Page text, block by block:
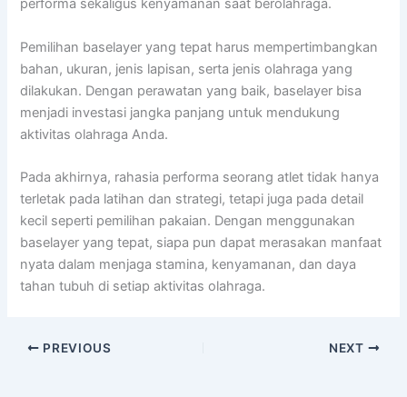
performa sekaligus kenyamanan saat berolahraga.
Pemilihan baselayer yang tepat harus mempertimbangkan
bahan, ukuran, jenis lapisan, serta jenis olahraga yang
dilakukan. Dengan perawatan yang baik, baselayer bisa
menjadi investasi jangka panjang untuk mendukung
aktivitas olahraga Anda.
Pada akhirnya, rahasia performa seorang atlet tidak hanya
terletak pada latihan dan strategi, tetapi juga pada detail
kecil seperti pemilihan pakaian. Dengan menggunakan
baselayer yang tepat, siapa pun dapat merasakan manfaat
nyata dalam menjaga stamina, kenyamanan, dan daya
tahan tubuh di setiap aktivitas olahraga.
PREVIOUS NEXT